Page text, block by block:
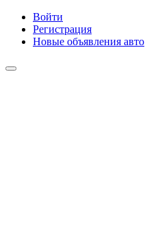
Войти
Регистрация
Новые объявления авто